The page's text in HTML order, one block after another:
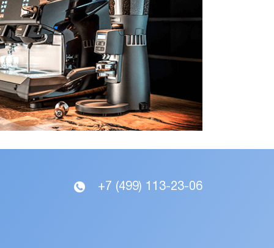
+7 (499) 113-23-06